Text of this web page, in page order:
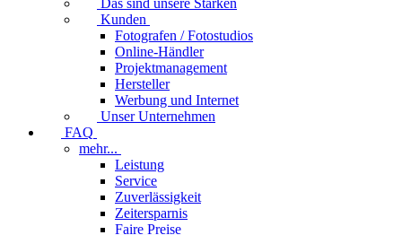
Das sind unsere Stärken
Kunden
Fotografen / Fotostudios
Online-Händler
Projektmanagement
Hersteller
Werbung und Internet
Unser Unternehmen
FAQ
mehr...
Leistung
Service
Zuverlässigkeit
Zeitersparnis
Faire Preise